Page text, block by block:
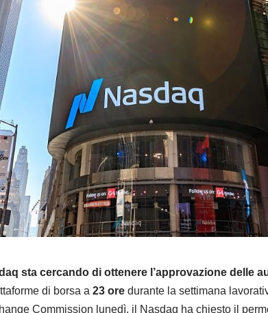
sta cercando di ottenere l’approvazione delle
di borsa a 23 ore durante la settimana
Commission lunedì, il Nasdaq ha chiesto il